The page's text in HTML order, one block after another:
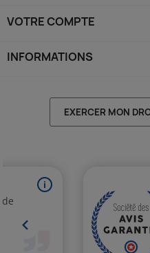
VOTRE COMPTE
INFORMATIONS
EXERCER MON